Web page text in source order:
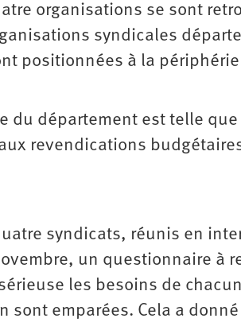
organisations se sont
syndicales
positionnées à la
du département est telle que
revendications
syndicats, réunis en
un questionnaire à
les besoins de
sont emparées. Cela a